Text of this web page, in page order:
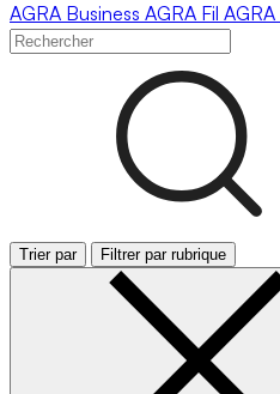
AGRA Business AGRA Fil AGRA
Trier par Filtrer par rubrique